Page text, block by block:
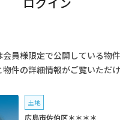
員様限定で公開している物件
件の詳細情報がご覧いただけ
土地
広島市佐伯区＊＊＊＊